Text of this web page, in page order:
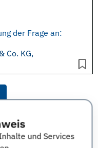
und Services
der Frage an:
Co. KG,